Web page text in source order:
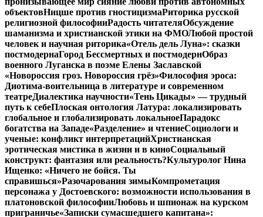
объектовНицше против гностицизмаРиторика русской
религиозной философииРадость читателяОбсуждение
шаманизма и христианской этики на ФМОЛюбой простой
человек и научная риторика«Отель дель Луна»: сказки
постмодернаГород Бессмертных и постмодернОбраз
военного Луганска в поэме Елены Заславской
«Новороссия гроз. Новороссия грёз»Философия эроса:
Диотима-воительница в литературе и современном
театреДиалектика научности«Тень Цикады» — трудный
путь к себеПлоская онтология Латура: локализировать
глобальное и глобализировать локальноеПарадокс
богатства на Западе«Разделение» и чтениеСоциологи и
ученые: конфликт интерпретацийХристианская
эротическая мистика в жизни и в киноСоциальный
конструкт: фантазия или реальность?Культуролог Нина
Ищенко: «Ничего не бойся. Ты
справишься»Разочарования зимыКомпрометация
персонажа у Достоевского: возможности использования в
платоновской философииЛюбовь и шпионаж на курском
приграничье«Записки сумасшедшего капитана»: